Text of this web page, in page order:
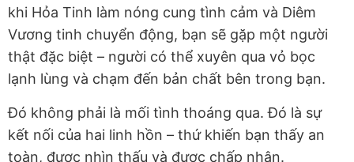
khi Hỏa Tinh làm nóng cung tình cảm và Diêm
Vương tinh chuyển động, bạn sẽ gặp một người
thật đặc biệt – người có thể xuyên qua vỏ bọc
lạnh lùng và chạm đến bản chất bên trong bạn.
Đó không phải là mối tình thoáng qua. Đó là sự
kết nối của hai linh hồn – thứ khiến bạn thấy an
toàn, được nhìn thấu và được chấp nhận.